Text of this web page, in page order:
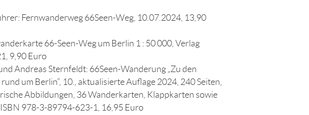
Fernwanderweg 66Seen-Weg, 10.07.2024, 13,90
66-Seen-Weg um Berlin 1 : 50 000, Verlag
9,90 Euro
Andreas Sternfeldt: 66Seen-Wanderung „Zu den
um Berlin“, 10., aktualisierte Auflage 2024, 240 Seiten,
Abbildungen, 36 Wanderkarten, Klappkarten sowie
978-3-89794-623-1, 16,95 Euro